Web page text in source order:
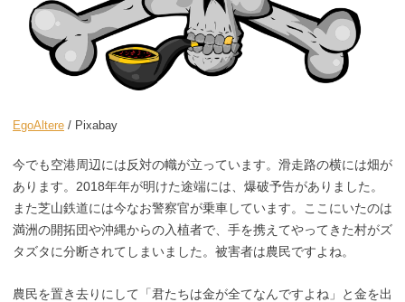
EgoAltere / Pixabay
今でも空港周辺には反対の幟が立っています。滑走路の横には畑が
あります。2018年年が明けた途端には、爆破予告がありました。
また芝山鉄道には今なお警察官が乗車しています。ここにいたのは
満洲の開拓団や沖縄からの入植者で、手を携えてやってきた村がズ
タズタに分断されてしまいました。被害者は農民ですよね。
農民を置き去りにして「君たちは金が全てなんですよね」と金を出